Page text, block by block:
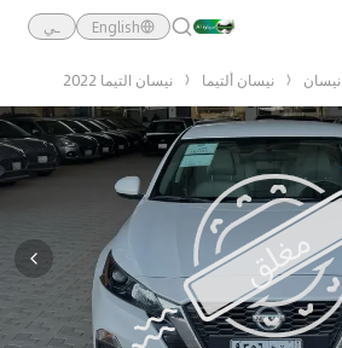
English ـي
نيسان نيسان ألتيما نيسان التيما 2022